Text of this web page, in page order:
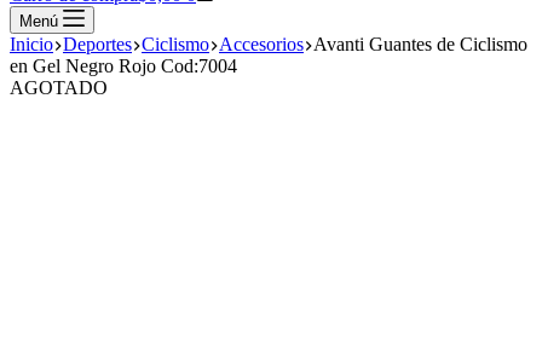
Menú
Inicio Deportes Ciclismo Accesorios Avanti Guantes de Ciclismo
en Gel Negro Rojo Cod:7004
AGOTADO